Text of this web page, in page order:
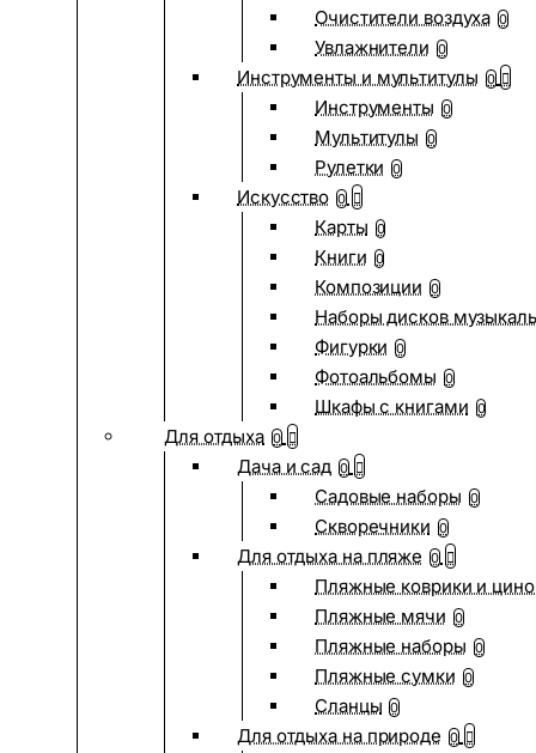
Очистители воздуха 0
Увлажнители 0
Инструменты и мультитулы 0
Инструменты 0
Мультитулы 0
Рулетки 0
Искусство 0
Карты 0
Книги 0
Композиции 0
Наборы дисков
Фигурки 0
Фотоальбомы 0
Шкафы с книгами 0
Для отдыха 0
Дача и сад 0
Садовые наборы 0
Скворечники 0
Для отдыха на пляже 0
Пляжные коврики и
Пляжные мячи 0
Пляжные наборы 0
Пляжные сумки 0
Сланцы 0
Для отдыха на природе 0